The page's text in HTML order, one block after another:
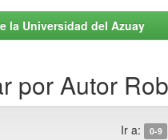
la Universidad del Azuay
por Autor
Ir a: 0-9